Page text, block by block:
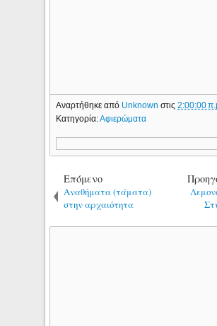
Αναρτήθηκε από Unknownστις2:00:00
Κατηγορία:Αφιερώματα
Επόμενο
Αναθήματα (τάματα)
στην αρχαιότητα